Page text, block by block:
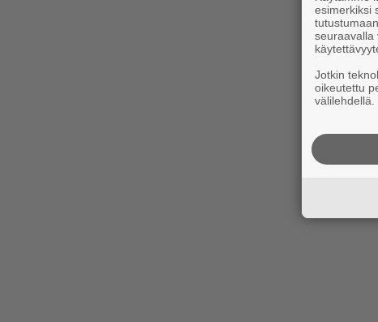
esimerkiksi
seuraavalla
Jotkin
oikeutettu
välilehdellä.